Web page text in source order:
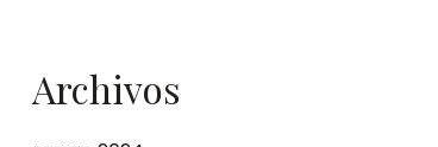
Archivos